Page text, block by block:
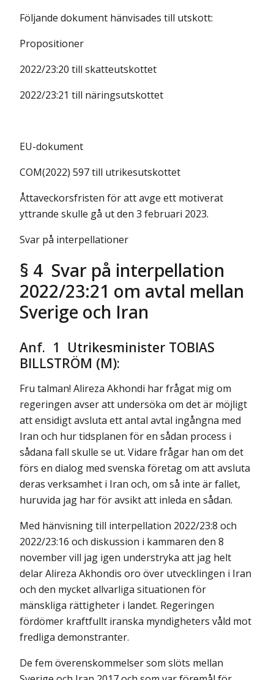
Följande dokument hänvisades till utskott:
Propositioner
2022/23:20 till skatteutskottet
2022/23:21 till näringsutskottet
EU-dokument
COM(2022) 597 till utrikesutskottet
Åttaveckorsfristen för att avge ett motiverat
yttrande skulle gå ut den 3 februari 2023.
Svar på interpellationer
§ 4 Svar på interpellation
2022/23:21 om avtal mellan
Sverige och Iran
Anf. 1 Utrikesminister TOBIAS
BILLSTRÖM (M):
Fru talman! Alireza Akhondi har frågat mig om
regeringen avser att undersöka om det är möjligt
att ensidigt avsluta ett antal avtal ingångna med
Iran och hur tidsplanen för en sådan process i
sådana fall skulle se ut. Vidare frågar han om det
förs en dialog med svenska företag om att avsluta
deras verksamhet i Iran och, om så inte är fallet,
huruvida jag har för avsikt att inleda en sådan.
Med hänvisning till interpellation 2022/23:8 och
2022/23:16 och diskussion i kammaren den 8
november vill jag igen understryka att jag helt
delar Alireza Akhondis oro över utvecklingen i Iran
och den mycket allvarliga situationen för
mänskliga rättigheter i landet. Regeringen
fördömer kraftfullt iranska myndigheters våld mot
fredliga demonstranter.
De fem överenskommelser som slöts mellan